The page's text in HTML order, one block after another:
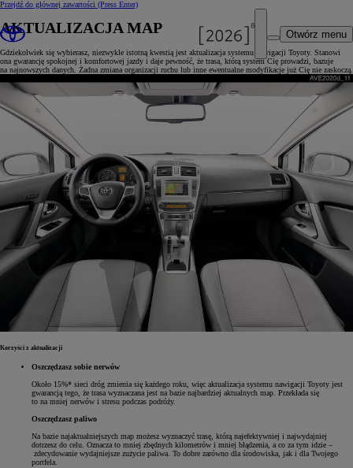
Przejdź do głównej zawartości (Press Enter)
Otwórz menu
AKTUALIZACJA MAP
Gdziekolwiek się wybierasz, niezwykle istotną kwestią jest aktualizacja systemu nawigacji Toyoty. Stanowi
ona gwarancję spokojnej i komfortowej jazdy i daje pewność, że trasa, którą system Cię prowadzi, bazuje
na najnowszych danych. Żadna zmiana organizacji ruchu lub inne ewentualne modyfikacje już Cię nie zaskoczą.
Korzyści z aktualizacji
Oszczędzasz sobie nerwów
Około 15%* sieci dróg zmienia się każdego roku, więc aktualizacja systemu nawigacji Toyoty jest
gwarancją tego, że trasa wyznaczana jest na bazie najbardziej aktualnych map. Przekłada się
to na mniej nerwów i stresu podczas podróży.
Oszczędzasz paliwo
Na bazie najaktualniejszych map możesz wyznaczyć trasę, którą najefektywniej i najwydajniej
dotrzesz do celu. Oznacza to mniej zbędnych kilometrów i mniej błądzenia, a co za tym idzie –
zdecydowanie wydajniejsze zużycie paliwa. To dobre zarówno dla środowiska, jak i dla Twojego
portfela.